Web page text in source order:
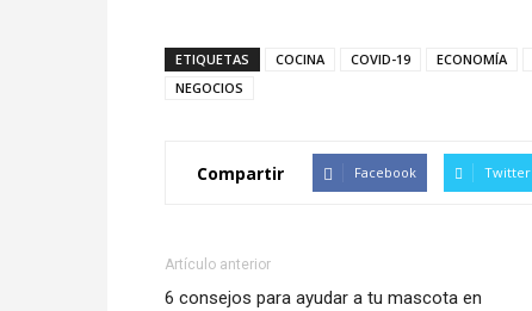
ETIQUETAS COCINA COVID-19 ECONOMÍA
NEGOCIOS
Compartir Facebook Twitter
Artículo anterior
6 consejos para ayudar a tu mascota en